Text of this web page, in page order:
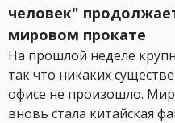
человек"
мировом прокате
На прошлой неделе
так что никаких
офисе не произошло.
вновь стала китайская